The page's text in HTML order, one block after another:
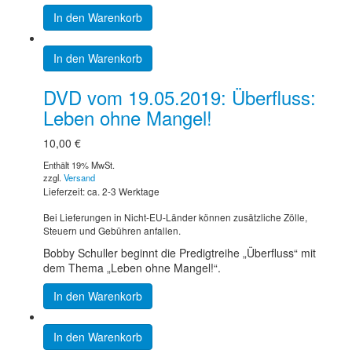
In den Warenkorb
In den Warenkorb
DVD vom 19.05.2019: Überfluss:
Leben ohne Mangel!
10,00 €
Enthält 19% MwSt.
zzgl. Versand
Lieferzeit: ca. 2-3 Werktage
Bei Lieferungen in Nicht-EU-Länder können zusätzliche Zölle,
Steuern und Gebühren anfallen.
Bobby Schuller beginnt die Predigtreihe „Überfluss“ mit
dem Thema „Leben ohne Mangel!“.
In den Warenkorb
In den Warenkorb